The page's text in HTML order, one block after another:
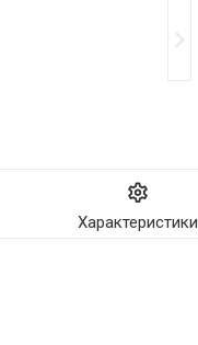
Характеристики